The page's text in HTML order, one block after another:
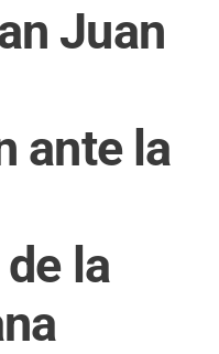
Juan
ante la
la